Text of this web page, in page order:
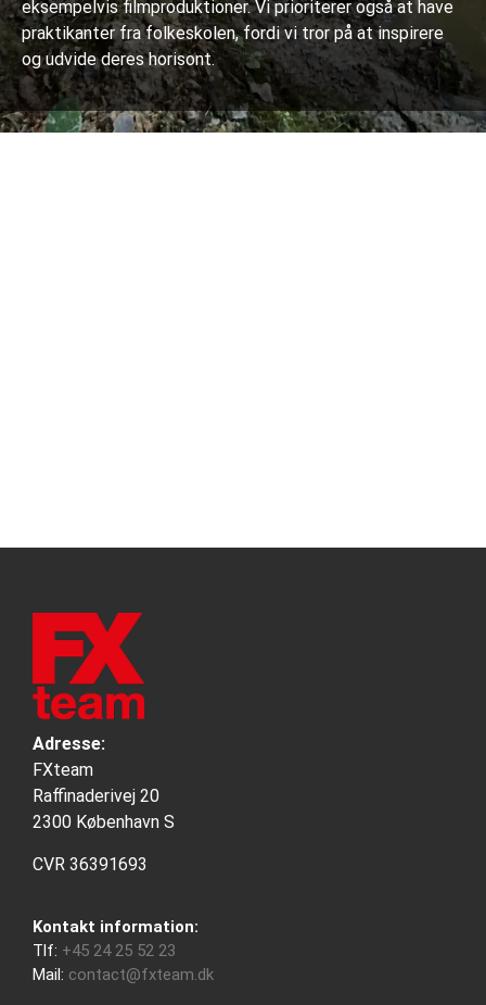
eksempelvis filmproduktioner. Vi prioriterer også at have
praktikanter fra folkeskolen, fordi vi tror på at inspirere
og udvide deres horisont.
Adresse:
FXteam
Raffinaderivej 20
2300 København S
CVR 36391693
Kontakt information:
Tlf: +45 24 25 52 23
Mail: contact@fxteam.dk